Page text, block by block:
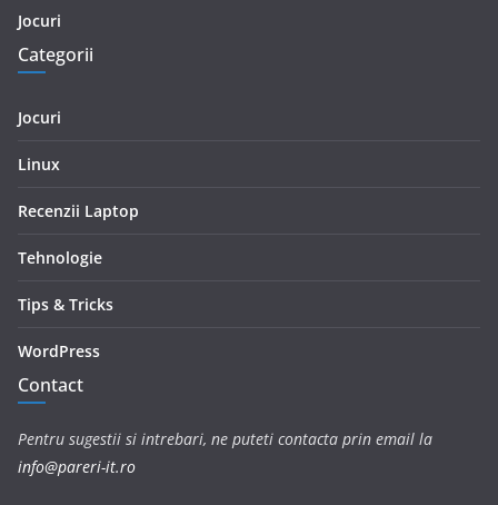
Jocuri
Categorii
Jocuri
Linux
Recenzii Laptop
Tehnologie
Tips & Tricks
WordPress
Contact
Pentru sugestii si intrebari, ne puteti contacta prin email la
info@pareri-it.ro